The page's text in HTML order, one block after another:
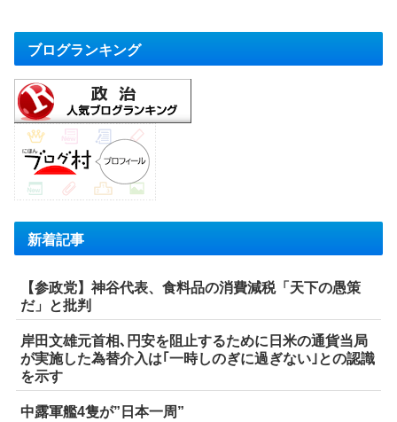
ブログランキング
新着記事
【参政党】神谷代表、食料品の消費減税「天下の愚策
だ」と批判
岸田文雄元首相､円安を阻止するために日米の通貨当局
が実施した為替介入は｢一時しのぎに過ぎない｣との認識
を示す
中露軍艦4隻が”日本一周”